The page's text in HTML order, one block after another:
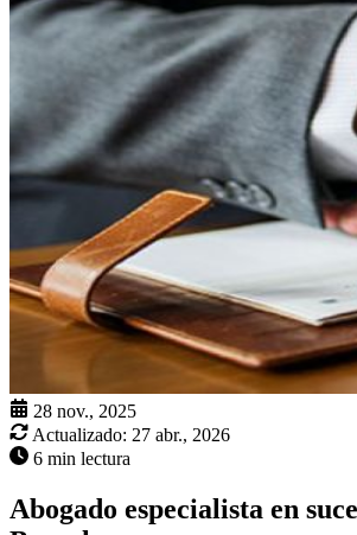
28 nov., 2025
Actualizado: 27 abr., 2026
6 min lectura
Abogado especialista en